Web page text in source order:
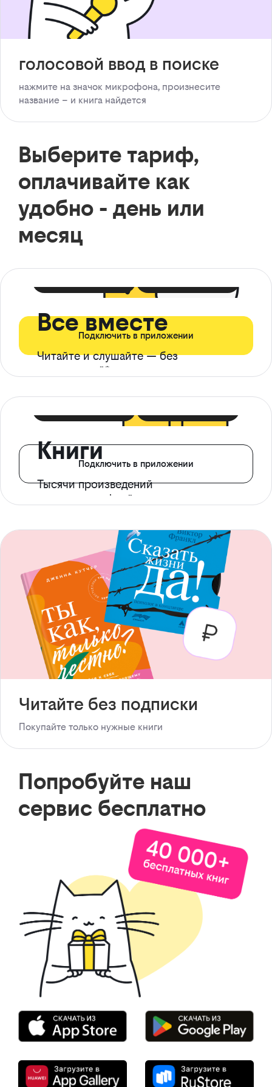
голосовой ввод в поиске
нажмите на значок микрофона, произнесите
название – и книга найдется
Выберите тариф,
оплачивайте как
удобно - день или
месяц
Все вместе
Читайте и слушайте — без
ограничений*
Подключить в приложении
Книги
Тысячи произведений
с доступом офлайн
Подключить в приложении
Читайте без подписки
Покупайте только нужные книги
Попробуйте наш
сервис бесплатно